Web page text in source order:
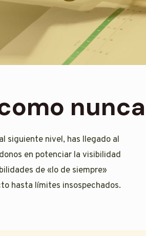
nunca
siguiente nivel, has llegado al
en potenciar la visibilidad
de «lo de siempre»
hasta límites insospechados.